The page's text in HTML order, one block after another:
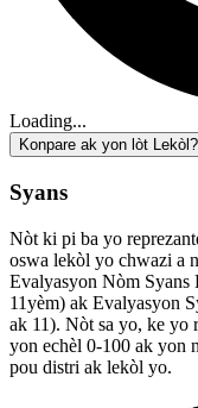
Loading...
Konpare ak yon lòt Lekòl?
Syans
Nòt ki pi ba yo
oswa lekòl yo chwazi a
Evalyasyon Nòm Syans
11yèm) ak Evalyasyon
ak 11). Nòt sa yo, ke yo
yon echèl 0-100 ak yon
pou distri ak lekòl yo.